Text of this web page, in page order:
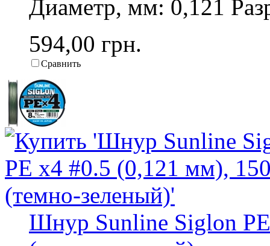
Диаметр, мм: 0,121
594,00 грн.
Сравнить
Шнур Sunline Siglon